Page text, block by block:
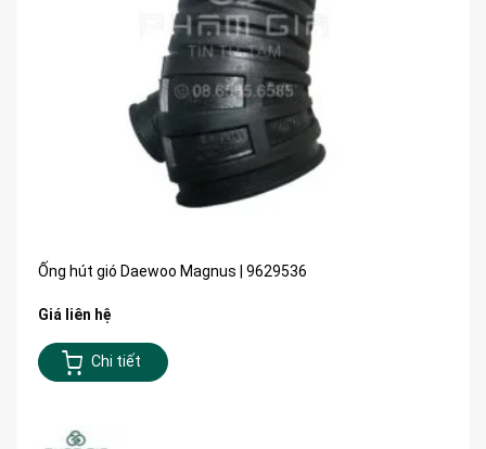
Ống hút gió Daewoo Magnus | 9629536
Giá liên hệ
Chi tiết